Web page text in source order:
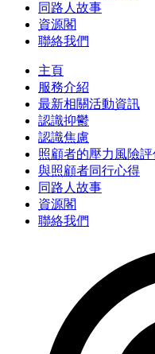
同路人故事
資源閣
聯絡我們
主頁
服務介紹
最新相關活動資訊
認識抑鬱
認識焦慮
照顧者的壓力風險評
與照顧者同行心得
同路人故事
資源閣
聯絡我們